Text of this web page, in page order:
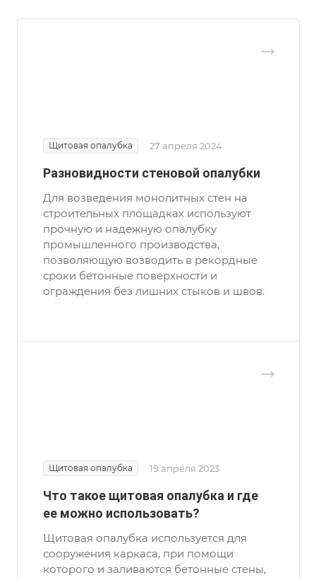
Щитовая опалубка 27 апреля 2024
Разновидности стеновой опалубки
Для возведения монолитных стен на
строительных площадках используют
прочную и надежную опалубку
промышленного производства,
позволяющую возводить в рекордные
сроки бетонные поверхности и
ограждения без лишних стыков и швов.
Щитовая опалубка 19 апреля 2023
Что такое щитовая опалубка и где
ее можно использовать?
Щитовая опалубка используется для
сооружения каркаса, при помощи
которого и заливаются бетонные стены,